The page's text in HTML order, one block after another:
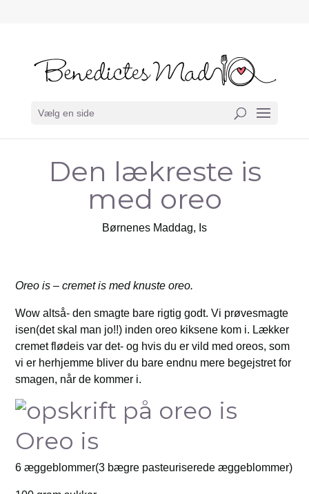
Vælg en side
Den lækreste is
med oreo
Børnenes Maddag, Is
Oreo is – cremet is med knuste oreo.
Wow altså- den smagte bare rigtig godt. Vi prøvesmagte
isen(det skal man jo!!) inden oreo kiksene kom i. Lækker
cremet flødeis var det- og hvis du er vild med oreos, som
vi er herhjemme bliver du bare endnu mere begejstret for
smagen, når de kommer i.
Oreo is
6 æggeblommer(3 bægre pasteuriserede æggeblommer)